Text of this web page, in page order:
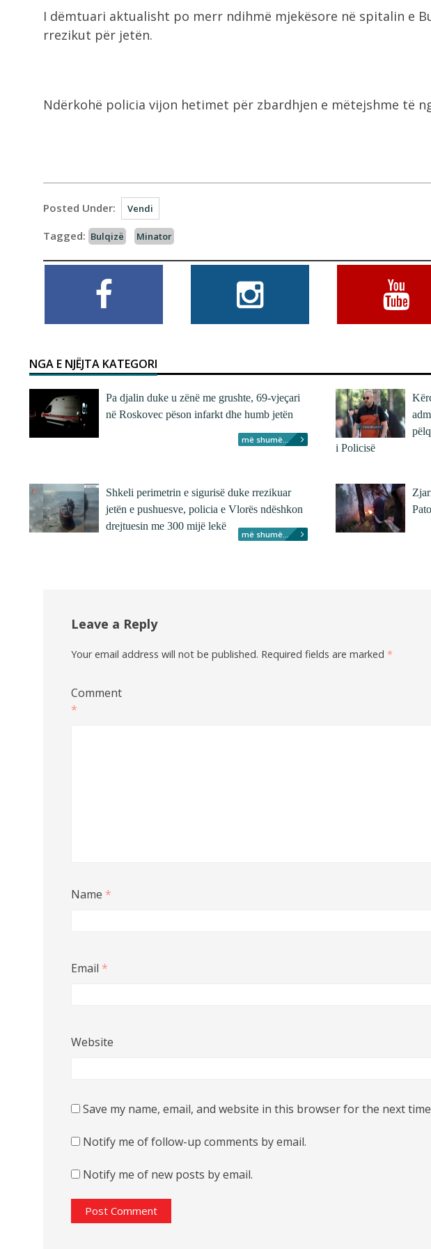
I dëmtuari aktualisht po merr ndihmë mjekësore në spitalin e
rrezikut për jetën.
Ndërkohë policia vijon hetimet për zbardhjen e mëtejshme të
Posted Under: Vendi
Tagged: Bulqizë Minator
NGA E NJËJTA KATEGORI
Pa djalin duke u zënë me grushte, 69-vjeçari
në Roskovec pëson infarkt dhe humb jetën
më shumë...
i Policisë
Shkeli perimetrin e sigurisë duke rrezikuar
jetën e pushuesve, policia e Vlorës ndëshkon
drejtuesin me 300 mijë lekë
më shumë...
Leave a Reply
Your email address will not be published. Required fields are marked *
Comment
*
Name *
Email *
Website
Save my name, email, and website in this browser for the next
Notify me of follow-up comments by email.
Notify me of new posts by email.